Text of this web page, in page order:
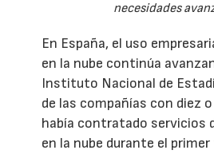
necesidades
En España, el uso
en la nube continúa
Instituto Nacional de
de las compañías con diez
había contratado servicios
en la nube durante el